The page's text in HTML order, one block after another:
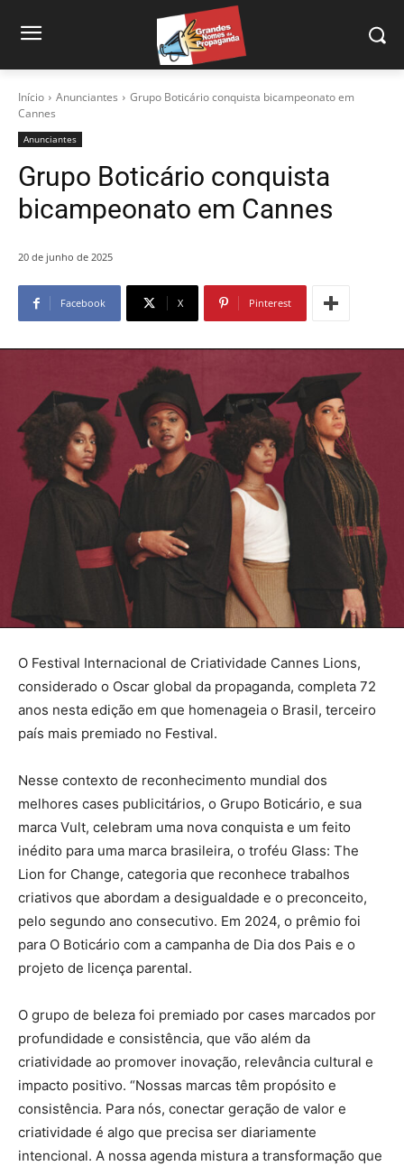
Início Anunciantes
Grupo Boticário conquista bicampeonato em
Cannes
Anunciantes
Grupo Boticário conquista
bicampeonato em Cannes
20 de junho de 2025
Facebook X Pinterest
O Festival Internacional de Criatividade Cannes Lions,
considerado o Oscar global da propaganda, completa 72
anos nesta edição em que homenageia o Brasil, terceiro
país mais premiado no Festival.
Nesse contexto de reconhecimento mundial dos
melhores cases publicitários, o Grupo Boticário, e sua
marca Vult, celebram uma nova conquista e um feito
inédito para uma marca brasileira, o troféu Glass: The
Lion for Change, categoria que reconhece trabalhos
criativos que abordam a desigualdade e o preconceito,
pelo segundo ano consecutivo. Em 2024, o prêmio foi
para O Boticário com a campanha de Dia dos Pais e o
projeto de licença parental.
O grupo de beleza foi premiado por cases marcados por
profundidade e consistência, que vão além da
criatividade ao promover inovação, relevância cultural e
impacto positivo. “Nossas marcas têm propósito e
consistência. Para nós, conectar geração de valor e
criatividade é algo que precisa ser diariamente
intencional. A nossa agenda mistura a transformação que